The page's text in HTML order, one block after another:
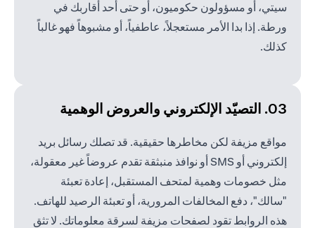
سيتي، أو مسؤولون حكوميون، أو حتى أحد أقاربك في
ورطة. إذا بدا الأمر مستعجلاً، عاطفياً، أو مشبوهاً فهو غالباً
كذلك.
03. التصيّد الإلكتروني والعروض الوهمية
مواقع مزيفة لكن مخاطرها حقيقية. قد تصلك رسائل بريد
إلكتروني أو SMS أو نوافذ منبثقة تقدم عروضاً غير معقولة،
مثل خصومات وهمية لمتحف المستقبل، إعادة تعبئة
"سالك"، دفع المخالفات المرورية، أو تعبئة الرصيد للهاتف.
هذه الروابط تقود لصفحات مزيفة لسرقة معلوماتك. لا تثق